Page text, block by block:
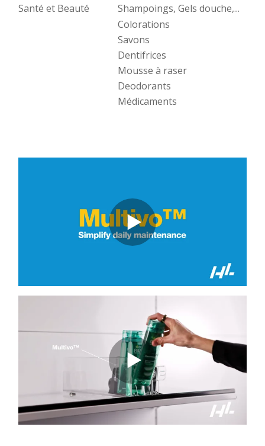
Santé et Beauté
Shampoings, Gels douche,...
Colorations
Savons
Dentifrices
Mousse à raser
Deodorants
Médicaments